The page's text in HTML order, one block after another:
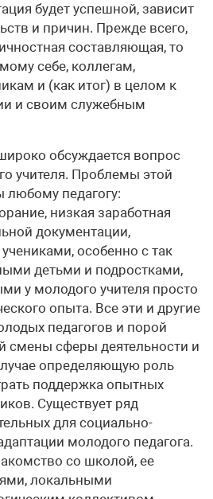
будет успешной, зависит
и причин. Прежде всего,
составляющая, то
себе, коллегам,
и (как итог) в целом к
и своим служебным
обсуждается вопрос
учителя. Проблемы этой
любому педагогу:
низкая заработная
документации,
особенно с так
детьми и подростками,
у молодого учителя просто
опыта. Все эти и другие
педагогов и порой
смены сферы деятельности и
определяющую роль
поддержка опытных
Существует ряд
для социально-
молодого педагога.
со школой, ее
локальными